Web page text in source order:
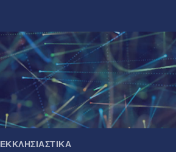
ΕΚΚΛΗΣΙΑΣΤΙΚΑ